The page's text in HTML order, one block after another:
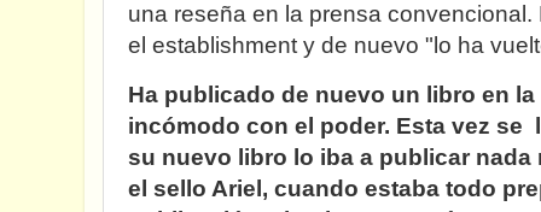
una reseña en la prensa
el establishment y de nuevo "lo ha
Ha publicado de nuevo un libro en
incómodo con el poder. Esta vez se
su nuevo libro lo iba a publicar nada
el sello Ariel, cuando estaba todo